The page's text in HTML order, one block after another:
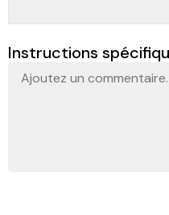
Instructions